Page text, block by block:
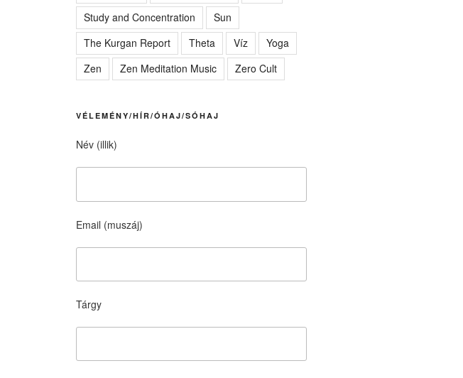
Study and Concentration
Sun
The Kurgan Report
Theta Víz
Yoga
Zen
Zen Meditation Music Zero Cult
VÉLEMÉNY/HÍR/ÓHAJ/SÓHAJ
Név (illik)
Email (muszáj)
Tárgy